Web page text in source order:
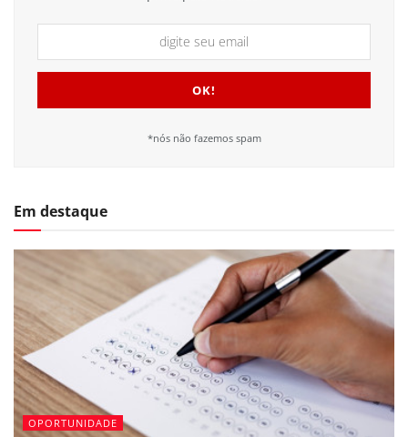
*nós não fazemos spam
Em destaque
OPORTUNIDADE